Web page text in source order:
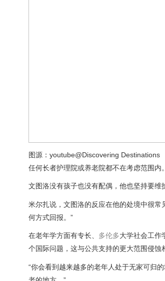
图源：youtube@Discovering Destinations
任何长者护理院或养老院都不在考虑范围内
文图洛没有孩子也没有配偶，他也坚持要维
米尔扎说，文图洛的反应在他的处境中很
何方式回报。”
在老年学方面有专长、 多伦多大学社会工作
个国际问题，这与公共支持的更大范围侵蚀
“你会看到越来越多的老年人处于无家可归